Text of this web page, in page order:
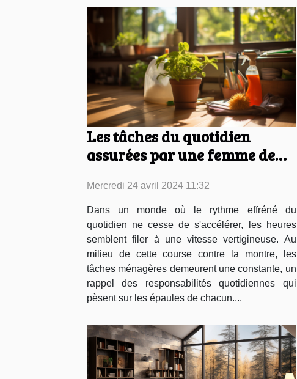
Les tâches du quotidien
assurées par une femme de
Mercredi 24 avril 2024 11:32
Dans un monde où le rythme effréné du
quotidien ne cesse de s'accélérer, les heures
semblent filer à une vitesse vertigineuse. Au
milieu de cette course contre la montre, les
tâches ménagères demeurent une constante, un
rappel des responsabilités quotidiennes qui
pèsent sur les épaules de chacun....